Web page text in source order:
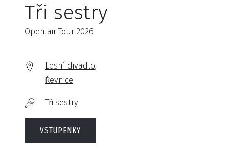
Tři sestry
Open air Tour 2026
Lesní divadlo,
Řevnice
Tři sestry
VSTUPENKY